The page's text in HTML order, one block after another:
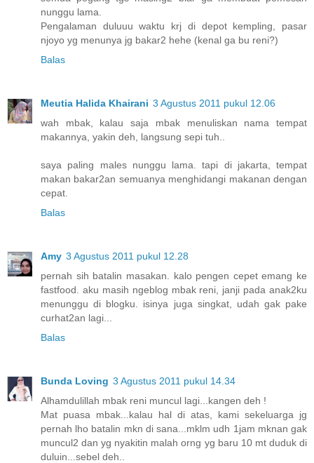
nunggu lama.
Pengalaman duluuu waktu krj di depot kempling, pasar
njoyo yg menunya jg bakar2 hehe (kenal ga bu reni?)
Balas
Meutia Halida Khairani 3 Agustus 2011 pukul 12.06
wah mbak, kalau saja mbak menuliskan nama tempat
makannya, yakin deh, langsung sepi tuh..
saya paling males nunggu lama. tapi di jakarta, tempat
makan bakar2an semuanya menghidangi makanan dengan
cepat.
Balas
Amy 3 Agustus 2011 pukul 12.28
pernah sih batalin masakan. kalo pengen cepet emang ke
fastfood. aku masih ngeblog mbak reni, janji pada anak2ku
menunggu di blogku. isinya juga singkat, udah gak pake
curhat2an lagi...
Balas
Bunda Loving 3 Agustus 2011 pukul 14.34
Alhamdulillah mbak reni muncul lagi...kangen deh !
Mat puasa mbak...kalau hal di atas, kami sekeluarga jg
pernah lho batalin mkn di sana...mklm udh 1jam mknan gak
muncul2 dan yg nyakitin malah orng yg baru 10 mt duduk di
duluin...sebel deh..